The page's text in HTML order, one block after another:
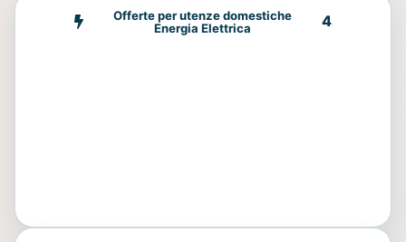
Offerte per utenze domestiche
Energia Elettrica
4